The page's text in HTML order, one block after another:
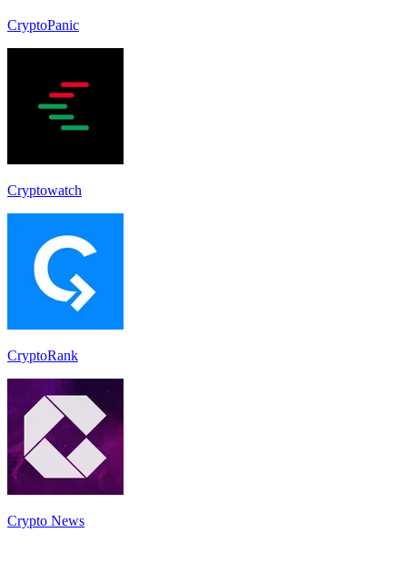
CryptoPanic
Cryptowatch
CryptoRank
Crypto News